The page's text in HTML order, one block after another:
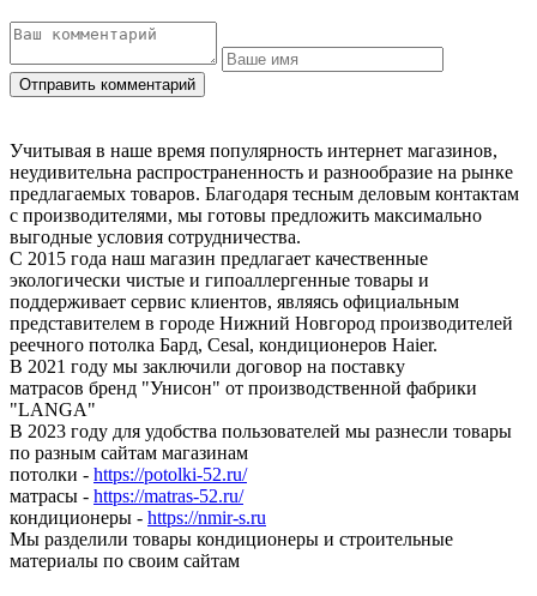
Учитывая в наше время популярность интернет магазинов,
неудивительна распространенность и разнообразие на рынке
предлагаемых товаров. Благодаря тесным деловым контактам
с производителями, мы готовы предложить максимально
выгодные условия сотрудничества.
С 2015 года наш магазин предлагает качественные
экологически чистые и гипоаллергенные товары и
поддерживает сервис клиентов, являясь официальным
представителем в городе Нижний Новгород производителей
реечного потолка Бард, Cesal, кондиционеров Haier.
В 2021 году мы заключили договор на поставку
матрасов бренд "Унисон" от производственной фабрики
"LANGA"
В 2023 году для удобства пользователей мы разнесли товары
по разным сайтам магазинам
потолки - https://potolki-52.ru/
матрасы - https://matras-52.ru/
кондиционеры - https://nmir-s.ru
Мы разделили товары кондиционеры и строительные
материалы по своим сайтам